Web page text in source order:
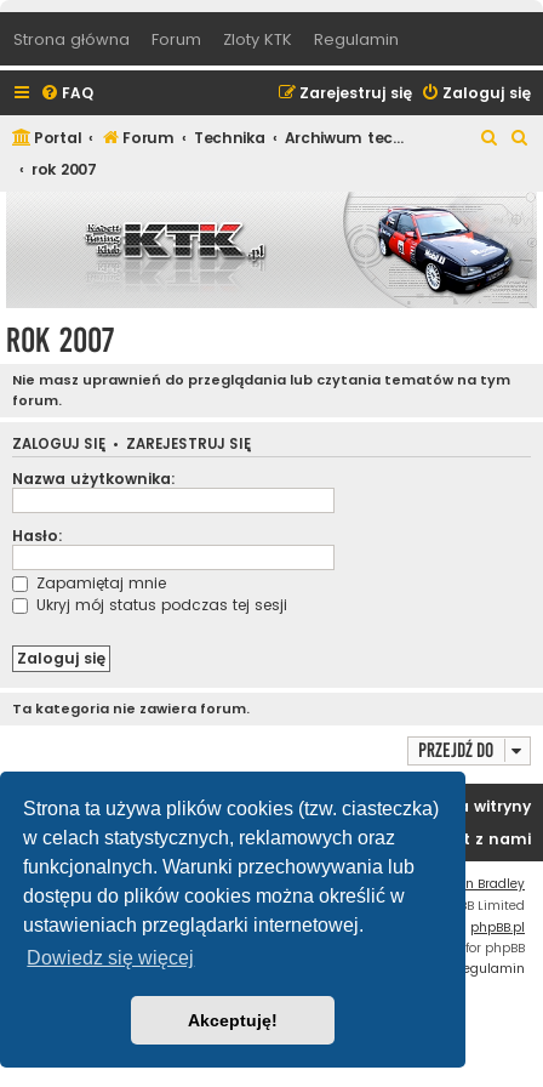
Strona ta używa plików cookies (tzw. ciasteczka)
w celach statystycznych, reklamowych oraz
funkcjonalnych. Warunki przechowywania lub
dostępu do plików cookies można określić w
ustawieniach przeglądarki internetowej.
Dowiedz się więcej
Akceptuję!
Strona główna Forum Zloty KTK Regulamin
FAQ Zaloguj się
Zarejestruj się
Portal Forum Technika
Archiwum techniczne
rok 2007
u
k
a
u
k
a
j
rok 2007
Nie masz uprawnień do przeglądania lub czytania tematów na tym
forum.
ZALOGUJ SIĘ • ZAREJESTRUJ SIĘ
Nazwa użytkownika:
Hasło:
Zapamiętaj mnie
Ukryj mój status podczas tej sesji
Ta kategoria nie zawiera forum.
Przejdź do
Portal Forum
Usuń ciasteczka witryny
Kontakt z nami
Flat Style by
Ian Bradley
Technologię dostarczaphpBB® Forum Software © phpBB Limited
Polski pakiet językowy dostarcza phpBB.pl
extension for phpBB
Regulamin